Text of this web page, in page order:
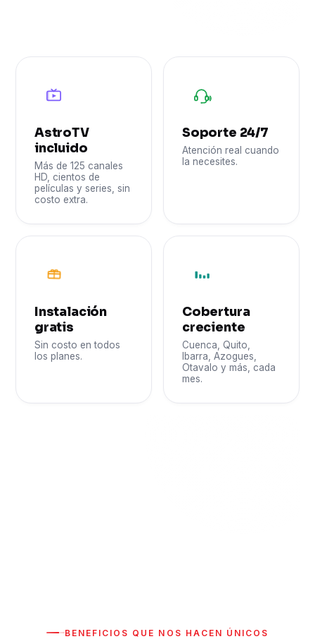
AstroTV
incluido
Más de 125 canales
HD, cientos de
películas y series, sin
costo extra.
Soporte 24/7
Atención real cuando
la necesites.
Instalación
gratis
Sin costo en todos
los planes.
Cobertura
creciente
Cuenca, Quito,
Ibarra, Azogues,
Otavalo y más, cada
mes.
BENEFICIOS QUE NOS HACEN ÚNICOS